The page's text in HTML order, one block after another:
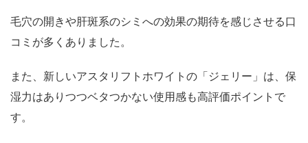
毛穴の開きや肝斑系のシミへの効果の期待を感じさせる口
コミが多くありました。
また、新しいアスタリフトホワイトの「ジェリー」は、保
湿力はありつつベタつかない使用感も高評価ポイントで
す。